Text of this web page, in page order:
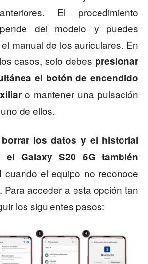
El procedimiento
del modelo y puedes
manual de los auriculares. En
casos, solo debes presionar
el botón de encendido
o mantener una pulsación
de ellos.
borrar los datos y el historial
el Galaxy S20 5G también
cuando el equipo no reconoce
Para acceder a esta opción tan
los siguientes pasos: